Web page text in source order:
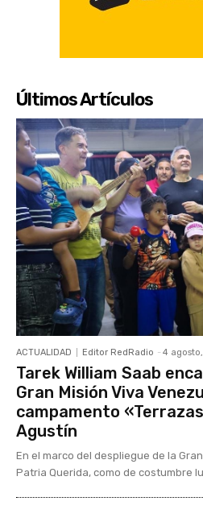
Últimos Artículos
ACTUALIDAD Editor RedRadio - 4
Tarek William Saab
Gran Misión Viva
campamento
Agustín
En el marco del despliegue de la
Patria Querida, como de costumbre